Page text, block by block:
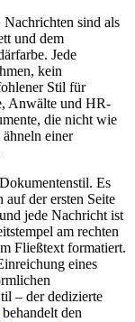
sind als
und dem
Jede
kein
Stil für
Anwälte und HR-
die nicht wie
ähneln einer
Es
der ersten Seite
jede Nachricht ist
am rechten
Fließtext formatiert.
eines
– der dedizierte
behandelt den